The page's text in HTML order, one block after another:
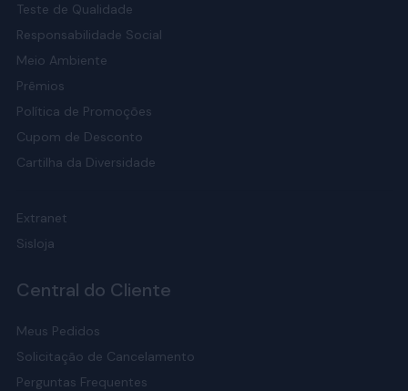
Teste de Qualidade
Responsabilidade Social
Meio Ambiente
Prêmios
Política de Promoções
Cupom de Desconto
Cartilha da Diversidade
Extranet
Sisloja
Central do Cliente
Meus Pedidos
Solicitação de Cancelamento
Perguntas Frequentes